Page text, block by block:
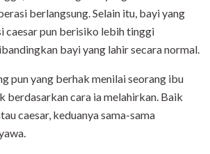
berlangsung. Selain itu, bayi yang
caesar pun berisiko lebih tinggi
bayi yang lahir secara normal.
pun yang berhak menilai seorang ibu
berdasarkan cara ia melahirkan. Baik
caesar, keduanya sama-sama